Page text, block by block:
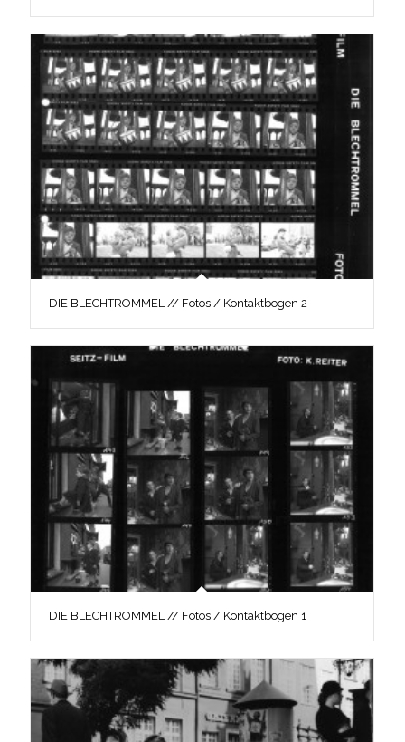
DIE BLECHTROMMEL // Fotos / Kontaktbogen 2
DIE BLECHTROMMEL // Fotos / Kontaktbogen 1